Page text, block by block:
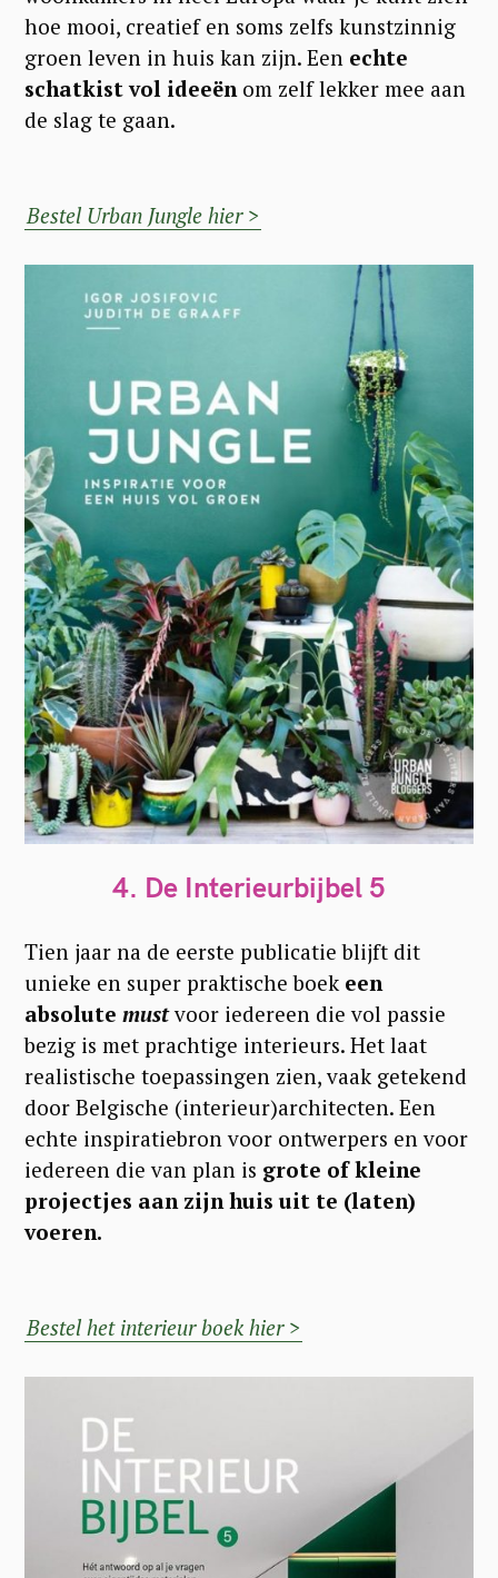
hoe mooi, creatief en soms zelfs kunstzinnig
groen leven in huis kan zijn. Een echte
schatkist vol ideeën om zelf lekker mee aan
de slag te gaan.
Bestel Urban Jungle hier >
4. De Interieurbijbel 5
Tien jaar na de eerste publicatie blijft dit
unieke en super praktische boek een
absolute must voor iedereen die vol passie
bezig is met prachtige interieurs. Het laat
realistische toepassingen zien, vaak getekend
door Belgische (interieur)architecten. Een
echte inspiratiebron voor ontwerpers en voor
iedereen die van plan is grote of kleine
projectjes aan zijn huis uit te (laten)
voeren.
Bestel het interieur boek hier >